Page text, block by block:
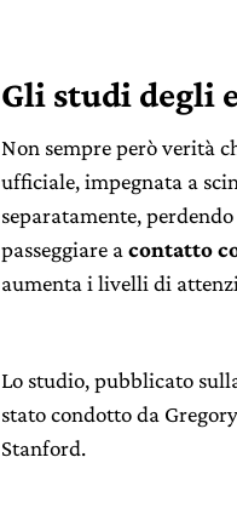
Gli studi degli
Non sempre però verità
ufficiale, impegnata a
separatamente,
passeggiare acontatto
aumenta i livelli di
Lo studio, pubblicato
stato condotto da
Stanford.